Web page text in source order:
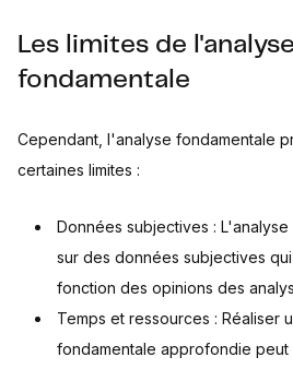
Les limites de l'analyse
fondamentale
Cependant, l'analyse fondamentale
certaines limites :
Données subjectives :
sur des données subjectives
fonction des opinions des
Temps et ressources : Réaliser
fondamentale approfondie